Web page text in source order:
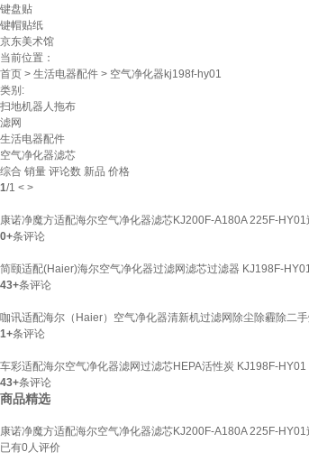
键盘贴
键帽贴纸
京东美术馆
当前位置：
首页 > 生活电器配件 > 空气净化器kj198f-hy01
类别:
扫地机器人拖布
滤网
生活电器配件
空气净化器滤芯
综合 销量 评论数 新品 价格
1/1 < >
康诺净魔方适配海尔空气净化器滤芯KJ200F-A180A 225F-
0+条评论
简颐适配(Haier)海尔空气净化器过滤网滤芯过滤器 KJ198F-
43+条评论
咖讯适配海尔（Haier）空气净化器清新机过滤网除尘除霾除二
1+条评论
车彩适配海尔空气净化器滤网过滤芯HEPA活性炭 KJ198F-HY01
43+条评论
商品精选
康诺净魔方适配海尔空气净化器滤芯KJ200F-A180A 225F-
已有0人评价